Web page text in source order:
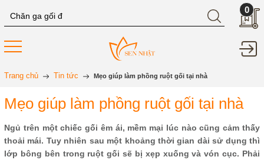
0
Trang chủ Tin tức Mẹo giúp làm phồng ruột gối tại nhà
Mẹo giúp làm phồng ruột gối tại nhà
Ngủ trên một chiếc gối êm ái, mềm mại lúc nào cũng cảm thấy
thoải mái. Tuy nhiên sau một khoảng thời gian dài sử dụng thì
lớp bông bên trong ruột gối sẽ bị xẹp xuống và vón cục. Phải